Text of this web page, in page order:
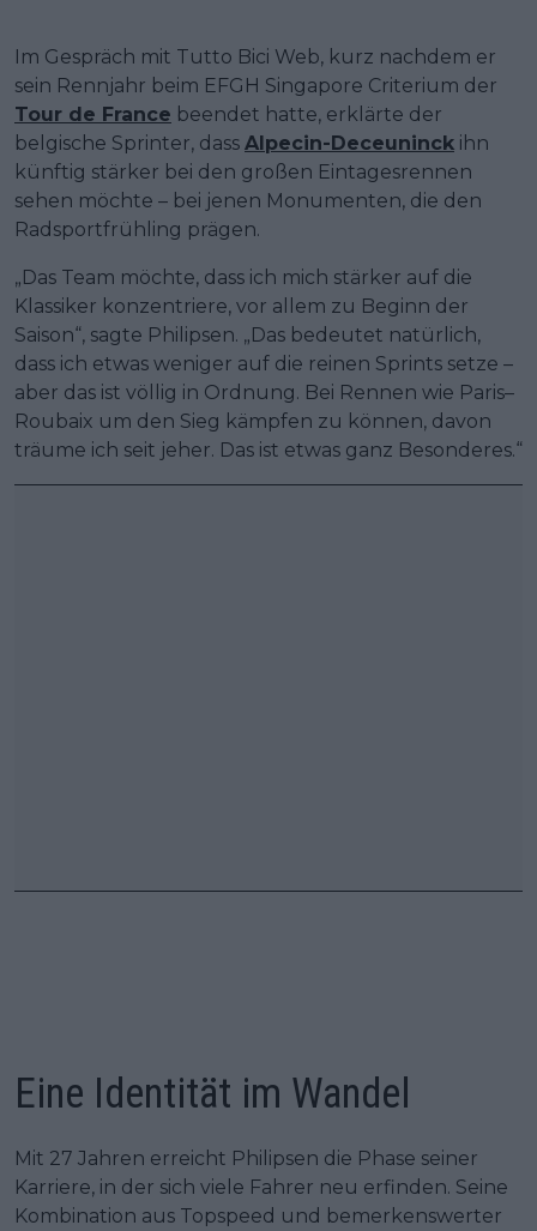
Im Gespräch mit Tutto Bici Web, kurz nachdem er
sein Rennjahr beim EFGH Singapore Criterium der
Tour de France beendet hatte, erklärte der
belgische Sprinter, dass Alpecin-Deceuninck ihn
künftig stärker bei den großen Eintagesrennen
sehen möchte – bei jenen Monumenten, die den
Radsportfrühling prägen.
„Das Team möchte, dass ich mich stärker auf die
Klassiker konzentriere, vor allem zu Beginn der
Saison“, sagte Philipsen. „Das bedeutet natürlich,
dass ich etwas weniger auf die reinen Sprints setze –
aber das ist völlig in Ordnung. Bei Rennen wie Paris–
Roubaix um den Sieg kämpfen zu können, davon
träume ich seit jeher. Das ist etwas ganz Besonderes.“
Eine Identität im Wandel
Mit 27 Jahren erreicht Philipsen die Phase seiner
Karriere, in der sich viele Fahrer neu erfinden. Seine
Kombination aus Topspeed und bemerkenswerter